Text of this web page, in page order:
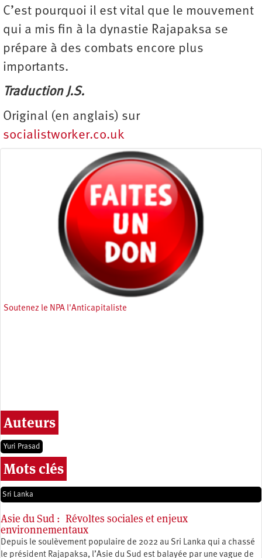
C’est pourquoi il est vital que le mouvement
qui a mis fin à la dynastie Rajapaksa se
prépare à des combats encore plus
importants.
Traduction J.S.
Original (en anglais) sur
socialistworker.co.uk
Soutenez le NPA l'Anticapitaliste
Auteurs
Yuri Prasad
Mots clés
Sri Lanka
Asie du Sud : Révoltes sociales et enjeux
environnementaux
Depuis le soulèvement populaire de 2022 au Sri Lanka qui a chassé
le président Rajapaksa, l’Asie du Sud est balayée par une vague de